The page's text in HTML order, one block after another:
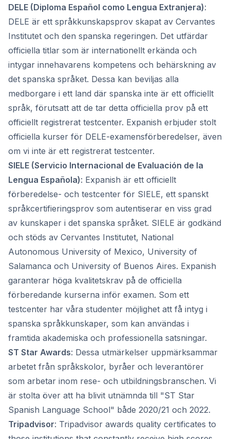
DELE (Diploma Español como Lengua Extranjera):
DELE är ett språkkunskapsprov skapat av Cervantes
Institutet och den spanska regeringen. Det utfärdar
officiella titlar som är internationellt erkända och
intygar innehavarens kompetens och behärskning av
det spanska språket. Dessa kan beviljas alla
medborgare i ett land där spanska inte är ett officiellt
språk, förutsatt att de tar detta officiella prov på ett
officiellt registrerat testcenter. Expanish erbjuder stolt
officiella kurser för DELE-examensförberedelser, även
om vi inte är ett registrerat testcenter.
SIELE (Servicio Internacional de Evaluación de la
Lengua Española): Expanish är ett officiellt
förberedelse- och testcenter för SIELE, ett spanskt
språkcertifieringsprov som autentiserar en viss grad
av kunskaper i det spanska språket. SIELE är godkänd
och stöds av Cervantes Institutet, National
Autonomous University of Mexico, University of
Salamanca och University of Buenos Aires. Expanish
garanterar höga kvalitetskrav på de officiella
förberedande kurserna inför examen. Som ett
testcenter har våra studenter möjlighet att få intyg i
spanska språkkunskaper, som kan användas i
framtida akademiska och professionella satsningar.
ST Star Awards: Dessa utmärkelser uppmärksammar
arbetet från språkskolor, byråer och leverantörer
som arbetar inom rese- och utbildningsbranschen. Vi
är stolta över att ha blivit utnämnda till "ST Star
Spanish Language School" både 2020/21 och 2022.
Tripadvisor: Tripadvisor awards quality certificates to